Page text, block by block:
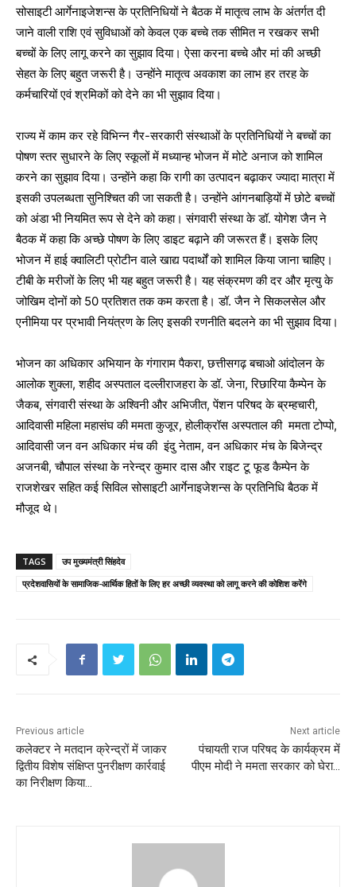
सोसाइटी आर्गेनाइजेशन्स के प्रतिनिधियों ने बैठक में मातृत्व लाभ के अंतर्गत दी
जाने वाली राशि एवं सुविधाओं को केवल एक बच्चे तक सीमित न रखकर सभी
बच्चों के लिए लागू करने का सुझाव दिया। ऐसा करना बच्चे और मां की अच्छी
सेहत के लिए बहुत जरूरी है। उन्होंने मातृत्व अवकाश का लाभ हर तरह के
कर्मचारियों एवं श्रमिकों को देने का भी सुझाव दिया।
राज्य में काम कर रहे विभिन्न गैर-सरकारी संस्थाओं के प्रतिनिधियों ने बच्चों का
पोषण स्तर सुधारने के लिए स्कूलों में मध्यान्ह भोजन में मोटे अनाज को शामिल
करने का सुझाव दिया। उन्होंने कहा कि रागी का उत्पादन बढ़ाकर ज्यादा मात्रा में
इसकी उपलब्धता सुनिश्चित की जा सकती है। उन्होंने आंगनबाड़ियों में छोटे बच्चों
को अंडा भी नियमित रूप से देने को कहा। संगवारी संस्था के डॉ. योगेश जैन ने
बैठक में कहा कि अच्छे पोषण के लिए डाइट बढ़ाने की जरूरत हैं। इसके लिए
भोजन में हाई क्वालिटी प्रोटीन वाले खाद्य पदार्थों को शामिल किया जाना चाहिए।
टीबी के मरीजों के लिए भी यह बहुत जरूरी है। यह संक्रमण की दर और मृत्यु के
जोखिम दोनों को 50 प्रतिशत तक कम करता है। डॉ. जैन ने सिकलसेल और
एनीमिया पर प्रभावी नियंत्रण के लिए इसकी रणनीति बदलने का भी सुझाव दिया।
भोजन का अधिकार अभियान के गंगाराम पैकरा, छत्तीसगढ़ बचाओ आंदोलन के
आलोक शुक्ला, शहीद अस्पताल दल्लीराजहरा के डॉ. जेना, रिछारिया कैम्पेन के
जैकब, संगवारी संस्था के अश्विनी और अभिजीत, पेंशन परिषद के ब्रम्हचारी,
आदिवासी महिला महासंघ की ममता कुजूर, होलीक्रॉस अस्पताल की ममता टोप्पो,
आदिवासी जन वन अधिकार मंच की इंदु नेताम, वन अधिकार मंच के बिजेन्द्र
अजनबी, चौपाल संस्था के नरेन्द्र कुमार दास और राइट टू फूड कैम्पेन के
राजशेखर सहित कई सिविल सोसाइटी आर्गेनाइजेशन्स के प्रतिनिधि बैठक में
मौजूद थे।
TAGS
उप मुख्यमंत्री सिंहदेव
प्रदेशवासियों के सामाजिक-आर्थिक हितों के लिए हर अच्छी व्यवस्था को लागू करने की कोशिश करेंगे
Previous article
कलेक्टर ने मतदान क्रेन्द्रों में जाकर
द्वितीय विशेष संक्षिप्त पुनरीक्षण कार्रवाई
का निरीक्षण किया…
Next article
पंचायती राज प‎‎रिषद के कार्यक्रम में
पीएम मोदी ने ममता सरकार को घेरा…